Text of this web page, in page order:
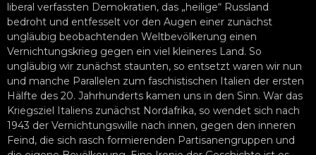
liberal verfassten Demokratien, das „heilige“ Russland
bedroht und entfesselt vor den Augen einer zunächst
ungläubig beobachtenden Weltbevölkerung einen
Vernichtungskrieg gegen ein viel kleineres Land. So
ungläubig wir zunächst staunten, so entsetzt waren wir nun
und manche Parallelen zum faschistischen Italien der ersten
Hälfte des 20. Jahrhunderts kamen uns in den Sinn. War das
Kriegsziel Italiens zunächst Nordafrika, so wendet sich nach
1943 der Vernichtungswille nach innen, gegen den inneren
Feind, die sich rasch formierenden Partisanengruppen und